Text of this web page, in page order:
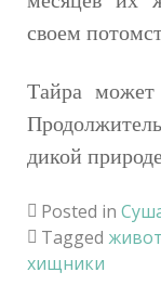
своем
Тайра
дикой
Posted in
Tagged
хищники